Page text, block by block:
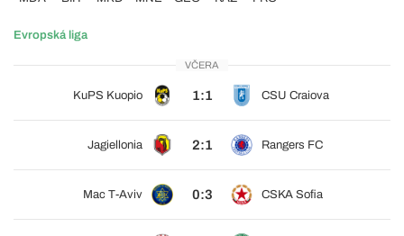
Evropská liga
VČERA
KuPS Kuopio 1:1 CSU Craiova
Jagiellonia 2:1 Rangers FC
Mac T-Aviv 0:3 CSKA Sofia